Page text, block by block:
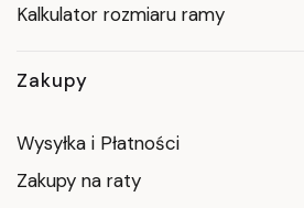
Kalkulator rozmiaru ramy
Zakupy
Wysyłka i Płatności
Zakupy na raty